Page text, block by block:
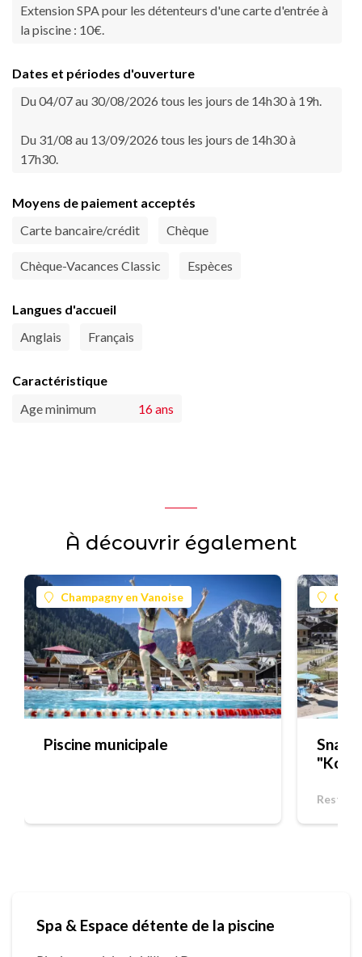
Extension SPA pour les détenteurs d'une carte d'entrée à
la piscine : 10€.
Dates et périodes d'ouverture
Du 04/07 au 30/08/2026 tous les jours de 14h30 à 19h.
Du 31/08 au 13/09/2026 tous les jours de 14h30 à
17h30.
Moyens de paiement acceptés
Carte bancaire/crédit
Chèque
Chèque-Vacances Classic Espèces
Langues d'accueil
Anglais
Français
Caractéristique
Age minimum
16 ans
À découvrir également
Champagny en Vanoise
Piscine municipale
Snack
Spa & Espace détente de la piscine